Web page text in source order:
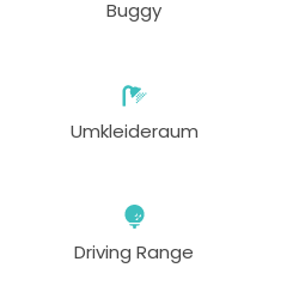
Buggy
Umkleideraum
Driving Range